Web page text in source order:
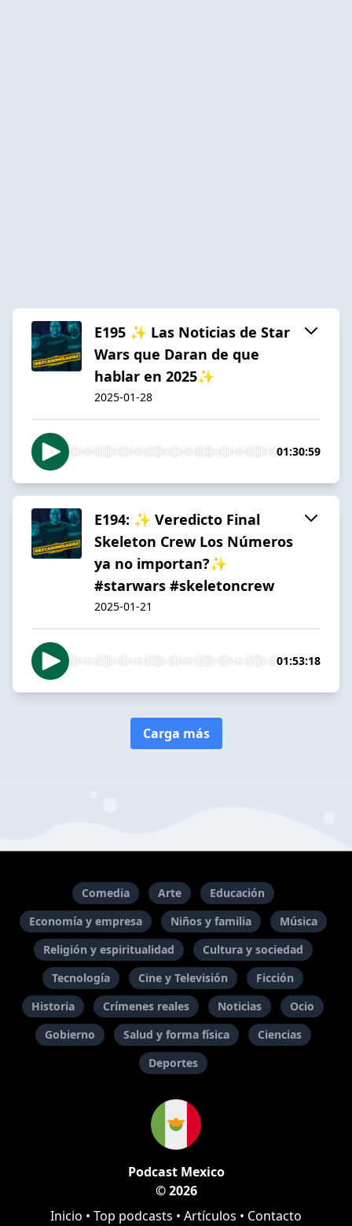
E195 ✨ Las Noticias de Star
Wars que Daran de que
hablar en 2025✨
2025-01-28
01:30:59
E194: ✨ Veredicto Final
Skeleton Crew Los Números
ya no importan?✨
#starwars #skeletoncrew
2025-01-21
01:53:18
Carga más
Comedia Arte
Educación
Economía y empresa
Niños y familia
Música
Religión y espiritualidad
Cultura y sociedad
Tecnología
Cine y Televisión
Ficción
Historia
Crímenes reales Noticias
Ocio
Gobierno
Salud y forma física
Ciencias
Deportes
Podcast Mexico
© 2026
Inicio • Top podcasts • Artículos • Contacto